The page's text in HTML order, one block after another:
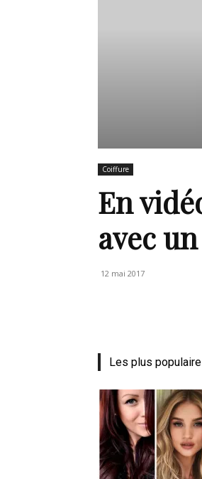
Coiffure
En
avec
12 mai 2017
Les plus